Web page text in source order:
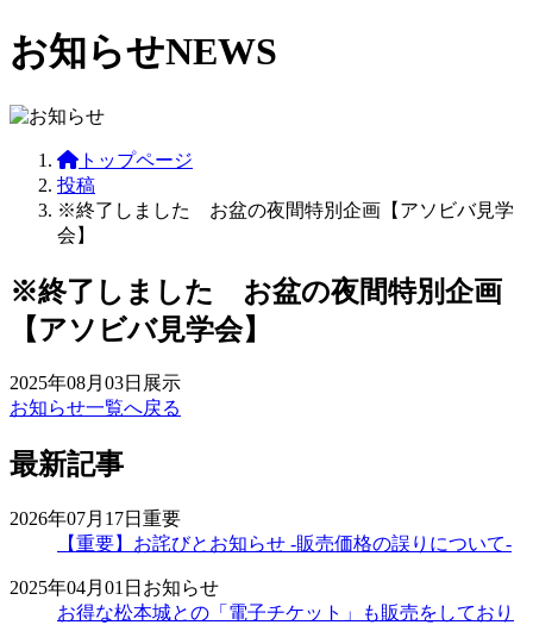
お知らせNEWS
トップページ
投稿
※終了しました お盆の夜間特別企画【アソビバ見学
会】
※終了しました お盆の夜間特別企画
【アソビバ見学会】
2025年08月03日 展示
お知らせ一覧へ戻る
最新記事
2026年07月17日 重要
【重要】お詫びとお知らせ -販売価格の誤りについて-
2025年04月01日 お知らせ
お得な松本城との「電子チケット」も販売をしており